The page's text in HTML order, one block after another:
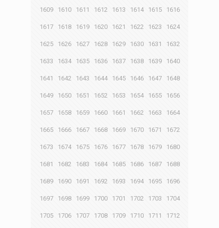
1609 1610 1611 1612 1613 1614 1615 1616
1617 1618 1619 1620 1621 1622 1623 1624
1625 1626 1627 1628 1629 1630 1631 1632
1633 1634 1635 1636 1637 1638 1639 1640
1641 1642 1643 1644 1645 1646 1647 1648
1649 1650 1651 1652 1653 1654 1655 1656
1657 1658 1659 1660 1661 1662 1663 1664
1665 1666 1667 1668 1669 1670 1671 1672
1673 1674 1675 1676 1677 1678 1679 1680
1681 1682 1683 1684 1685 1686 1687 1688
1689 1690 1691 1692 1693 1694 1695 1696
1697 1698 1699 1700 1701 1702 1703 1704
1705 1706 1707 1708 1709 1710 1711 1712